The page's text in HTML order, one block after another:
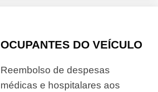
OCUPANTES DO VEÍCULO
Reembolso de despesas
médicas e hospitalares aos